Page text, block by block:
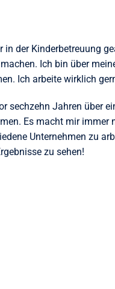
in der Kinderbetreuung
Ich bin über
Ich arbeite wirklich
sechzehn Jahren über
Es macht mir immer
Unternehmen zu
zu sehen!